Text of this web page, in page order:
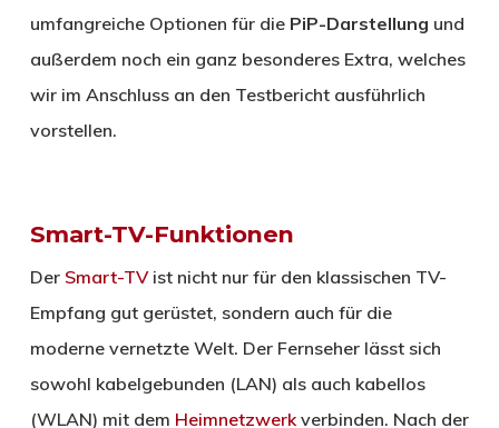
umfangreiche Optionen für die PiP-Darstellung und
außerdem noch ein ganz besonderes Extra, welches
wir im Anschluss an den Testbericht ausführlich
vorstellen.
Smart-TV-Funktionen
Der Smart-TVist nicht nur für den klassischen TV-
Empfang gut gerüstet, sondern auch für die
moderne vernetzte Welt. Der Fernseher lässt sich
sowohl kabelgebunden (LAN) als auch kabellos
(WLAN) mit dem Heimnetzwerkverbinden. Nach der